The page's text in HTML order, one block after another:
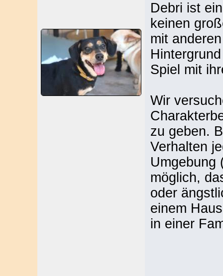
Debri ist
keinen
mit
Spiel mit
Wir
zu geben.
Verhalten
Umgebung
möglich,
oder
einem
in einer